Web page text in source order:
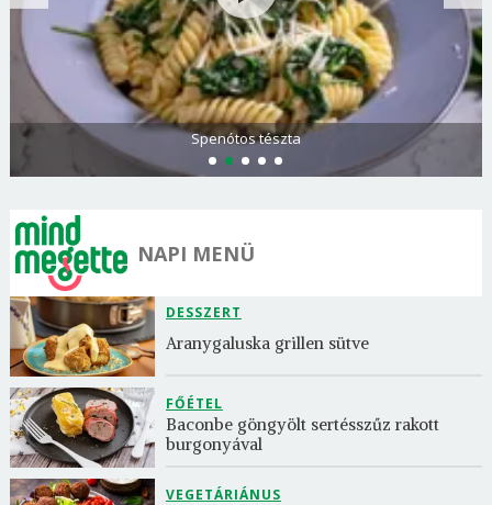
Spenótos tészta
NAPI MENÜ
DESSZERT
Aranygaluska grillen sütve
FŐÉTEL
Baconbe göngyölt sertésszűz rakott
burgonyával
VEGETÁRIÁNUS